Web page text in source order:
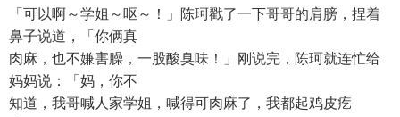
「可以啊～学姐～呕～！」陈珂戳了一下哥哥的肩膀，捏着
鼻子说道，「你俩真
肉麻，也不嫌害臊，一股酸臭味！」刚说完，陈珂就连忙给
妈妈说：「妈，你不
知道，我哥喊人家学姐，喊得可肉麻了，我都起鸡皮疙